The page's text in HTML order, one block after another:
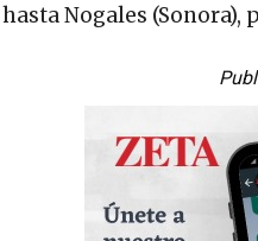
Nogales